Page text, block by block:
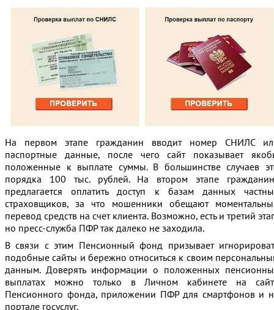
На первом этапе гражданин вводит номер СНИЛС
паспортные данные, после чего сайт показывает
положенные к выплате суммы. В большинстве случаев
порядка 100 тыс. рублей. На втором этапе
предлагается оплатить доступ к базам данных
страховщиков, за что мошенники обещают
перевод средств на счет клиента. Возможно, есть и третий
но пресс-служба ПФР так далеко не заходила.
В связи с этим Пенсионный фонд призывает
подобные сайты и бережно относиться к своим
данным. Доверять информации о положенных
выплатах можно только в Личном кабинете на
Пенсионного фонда, приложении ПФР для смартфонов и
портале госуслуг.